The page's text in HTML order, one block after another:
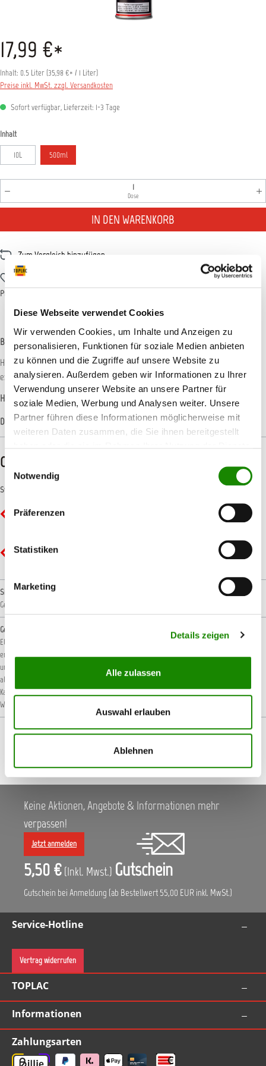
Diese Webseite verwendet Cookies
Wir verwenden Cookies, um Inhalte und Anzeigen zu
personalisieren, Funktionen für soziale Medien anbieten
zu können und die Zugriffe auf unsere Website zu
analysieren. Außerdem geben wir Informationen zu Ihrer
Verwendung unserer Website an unsere Partner für
soziale Medien, Werbung und Analysen weiter. Unsere
Partner führen diese Informationen möglicherweise mit
weiteren Daten zusammen, die Sie ihnen bereitgestellt
Einwilligungsauswahl
Notwendig
Präferenzen
Statistiken
Marketing
Details zeigen
Alle zulassen
Auswahl erlauben
Ablehnen
17,99 €*
Inhalt: 0.5 Liter (35,98 €* / 1 Liter)
Preise inkl. MwSt. zzgl. Versandkosten
Sofort verfügbar, Lieferzeit: 1-3 Tage
Inhaltauswählen
10L 500ml
Produkt Anzahl: Gib den gewünschten Wert ein oder
Dose
IN DEN WARENKORB
Zum Vergleich hinzufügen
Zum Merkzettel hinzufügen
Produktnummer:
Beschreibung
Hohlraumversiegelung Lösungsmittelarmes Korrosionsschutzmaterial mit
extrem hoher Kriechfähigkeit und hoher Wärmebeständigke…Mehr
Hersteller-Informationen
Datenblätter
CLP-/REACH-Hinweise
Symbole
GHS02 - Flamme: Entzündbar
GHS07 - Ausrufezeichen: Gesundheitsgefahr
Signalwort
Gefahr!
Gefahrenhinweise
EUH066: Wiederholter Kontakt kann zu spröder oder rissiger Haut führen.H222: Extrem
entzündbares Aerosol.H226: Flüssigkeit und Dampf entzündbar.H229: Behälter steht
unter Druck: Kann bei Erwärmung bersten.
H315: Verursacht Hautreizungen.
allergische Hautreaktionen verursachen.H319: Verursacht schwere Augenreizung.
Kann Schläfrigkeit und Benommenheit verursachen.H412: Schädlich für
Wasserorganismen, mit langfristiger Wirkung.
Keine Aktionen, Angebote & Informationen mehr
verpassen!
Jetzt anmelden
5,50 € (Inkl. Mwst.) Gutschein
Gutschein bei Anmeldung (ab Bestellwert 55,00 EUR inkl. MwSt.)
Service-Hotline
Vertrag widerrufen
TOPLAC
Informationen
Zahlungsarten